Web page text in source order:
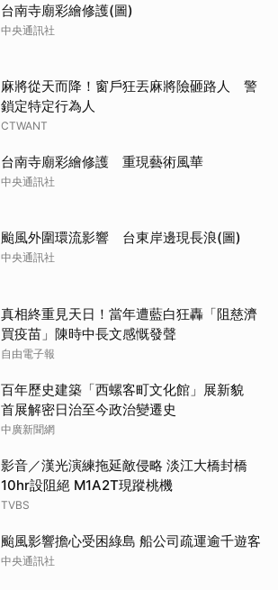
台南寺廟彩繪修護(圖)
中央通訊社
麻將從天而降！窗戶狂丟麻將險砸路人 警
鎖定特定行為人
CTWANT
台南寺廟彩繪修護 重現藝術風華
中央通訊社
颱風外圍環流影響 台東岸邊現長浪(圖)
中央通訊社
真相終重見天日！當年遭藍白狂轟「阻慈濟
買疫苗」陳時中長文感慨發聲
自由電子報
百年歷史建築「西螺客町文化館」展新貌
首展解密日治至今政治變遷史
中廣新聞網
影音／漢光演練拖延敵侵略 淡江大橋封橋
10hr設阻絕 M1A2T現蹤桃機
TVBS
颱風影響擔心受困綠島 船公司疏運逾千遊客
中央通訊社